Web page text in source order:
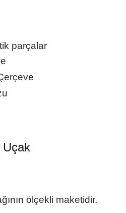
parçalar
Uçak
ölçekli maketidir.